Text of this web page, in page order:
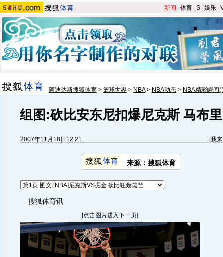
新闻 -体育-S-娱乐-
阿迪达斯搜狐体育 > 篮球世界 > NBA> NBA动态 > NBA精彩瞬间
组图:砍比安东尼扣爆尼克斯 马布
2007年11月18日12:21 [我
来源：搜狐体育
搜狐体育讯
[点击图片进入下一页]